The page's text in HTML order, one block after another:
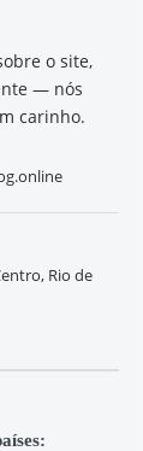
o site,
— nós
carinho.
Rio de